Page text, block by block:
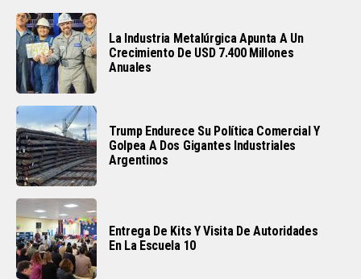
La Industria Metalúrgica Apunta A Un
Crecimiento De USD 7.400 Millones
Anuales
Trump Endurece Su Política Comercial Y
Golpea A Dos Gigantes Industriales
Argentinos
Entrega De Kits Y Visita De Autoridades
En La Escuela 10